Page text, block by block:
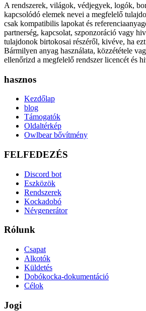
A rendszerek, világok, védjegyek, logók,
kapcsolódó elemek nevei a megfelelő
csak kompatibilis lapokat és
partnerség, kapcsolat, szponzoráció vagy
tulajdonok birtokosai részéről, kivéve, ha
Bármilyen anyag használata, közzététele
ellenőrizd a megfelelő rendszer licencét és
hasznos
Kezdőlap
blog
Támogatók
Oldaltérkép
Owlbear bővítmény
FELFEDEZÉS
Discord bot
Eszközök
Rendszerek
Kockadobó
Névgenerátor
Rólunk
Csapat
Alkotók
Küldetés
Dobókocka-dokumentáció
Célok
Jogi